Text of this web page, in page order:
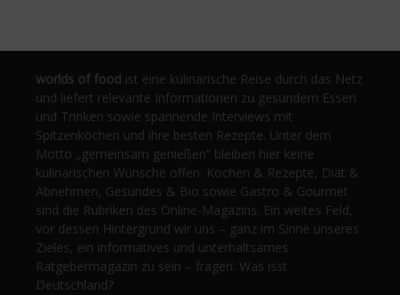
worlds of food ist eine kulinarische Reise durch das Netz
und liefert relevante Informationen zu gesundem Essen
und Trinken sowie spannende Interviews mit
Spitzenköchen und ihre besten Rezepte. Unter dem
Motto „gemeinsam genießen“ bleiben hier keine
kulinarischen Wünsche offen. Kochen & Rezepte, Diät &
Abnehmen, Gesundes & Bio sowie Gastro & Gourmet
sind die Rubriken des Online-Magazins. Ein weites Feld,
vor dessen Hintergrund wir uns – ganz im Sinne unseres
Zieles, ein informatives und unterhaltsames
Ratgebermagazin zu sein – fragen: Was isst
Deutschland?